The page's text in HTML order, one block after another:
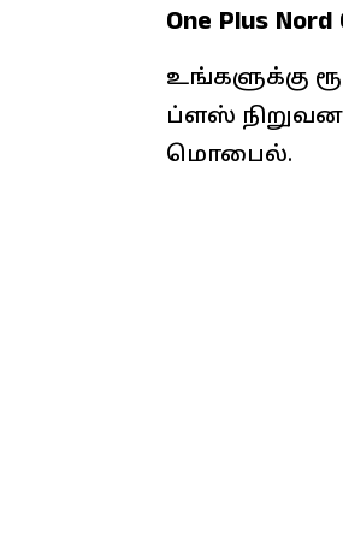
One Plus Nord
உங்களுக்கு
ப்ளஸ்
மொபைல்.